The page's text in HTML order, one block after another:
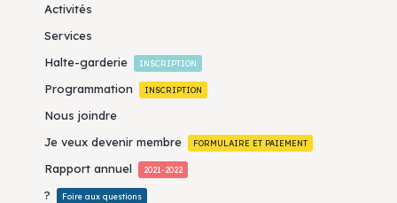
Activités
Services
Halte-garderie
INSCRIPTION
Programmation INSCRIPTION
Nous joindre
Je veux devenir membre
FORMULAIRE ET PAIEMENT
Rapport annuel 2021-2022
? Foire aux questions